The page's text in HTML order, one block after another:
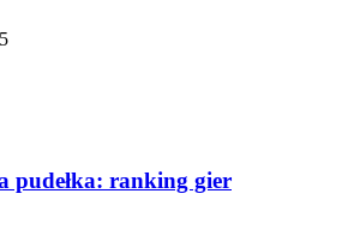
pudełka: ranking gier